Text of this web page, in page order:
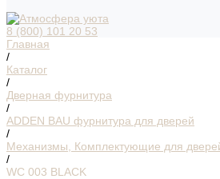
8 (800) 101 20 53
Главная
/
Каталог
/
Дверная фурнитура
/
ADDEN BAU фурнитура для дверей
/
Механизмы, Комплектующие для
/
WC 003 BLACK